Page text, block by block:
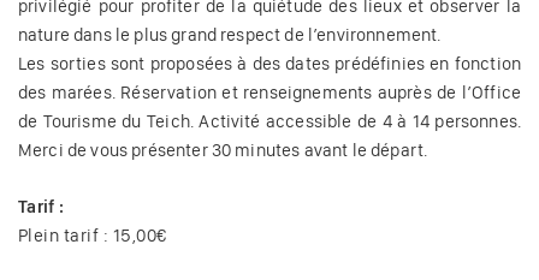
privilégié pour profiter de la quiétude des lieux et observer la
nature dans le plus grand respect de l’environnement.
Les sorties sont proposées à des dates prédéfinies en fonction
des marées. Réservation et renseignements auprès de l’Office
de Tourisme du Teich. Activité accessible de 4 à 14 personnes.
Merci de vous présenter 30 minutes avant le départ.
Tarif :
Plein tarif : 15,00€